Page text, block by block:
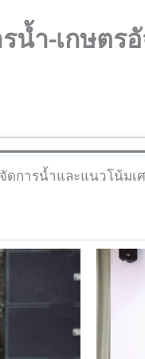
ำ-เกษตร
การน้ำและแนวโน้ม